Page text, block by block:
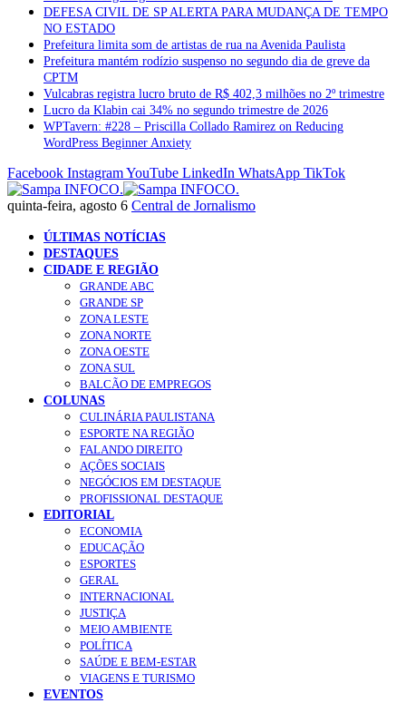
DEFESA CIVIL DE SP ALERTA PARA MUDANÇA DE TEMPO
NO ESTADO
Prefeitura limita som de artistas de rua na Avenida Paulista
Prefeitura mantém rodízio suspenso no segundo dia de greve da
CPTM
Vulcabras registra lucro bruto de R$ 402,3 milhões no 2º trimestre
Lucro da Klabin cai 34% no segundo trimestre de 2026
WPTavern: #228 – Priscilla Collado Ramirez on Reducing
WordPress Beginner Anxiety
Facebook InstagramYouTube LinkedIn WhatsApp TikTok
quinta-feira, agosto 6 Central de Jornalismo
ÚLTIMAS NOTÍCIAS
DESTAQUES
CIDADE E REGIÃO
GRANDE ABC
GRANDE SP
ZONA LESTE
ZONA NORTE
ZONA OESTE
ZONA SUL
BALCÃO DE EMPREGOS
COLUNAS
CULINÁRIA PAULISTANA
ESPORTE NA REGIÃO
FALANDO DIREITO
AÇÕES SOCIAIS
NEGÓCIOS EM DESTAQUE
PROFISSIONAL DESTAQUE
EDITORIAL
ECONOMIA
EDUCAÇÃO
ESPORTES
GERAL
INTERNACIONAL
JUSTIÇA
MEIO AMBIENTE
POLÍTICA
SAÚDE E BEM-ESTAR
VIAGENS E TURISMO
EVENTOS